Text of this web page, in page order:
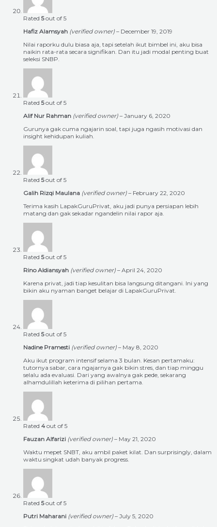
Rated 5out of 5
Hafiz Alamsyah (verified owner) – December 19, 2019
Nilai raporku dulu biasa aja, tapi setelah ikut bimbel ini, aku bisa
naikin rata-rata secara signifikan. Dan itu jadi modal penting buat
seleksi SNBP.
Rated 5out of 5
Alif Nur Rahman (verified owner) – January 6, 2020
Gurunya gak cuma ngajarin soal, tapi juga ngasih motivasi dan
insight kehidupan kuliah.
Rated 5out of 5
Galih Rizqi Maulana (verified owner) – February 22, 2020
Terima kasih LapakGuruPrivat, aku jadi punya persiapan lebih
matang dan gak sekadar ngandelin nilai rapor aja.
Rated 5out of 5
Rino Aldiansyah (verified owner) – April 24, 2020
Karena privat, jadi tiap kesulitan bisa langsung ditangani. Ini yang
bikin aku nyaman banget belajar di LapakGuruPrivat.
Rated 5out of 5
Nadine Pramesti (verified owner) – May 8, 2020
Aku ikut program intensif selama 3 bulan. Kesan pertamaku:
tutornya sabar, cara ngajarnya gak bikin stres, dan tiap minggu
selalu ada evaluasi. Dari yang awalnya gak pede, sekarang
alhamdulillah keterima di pilihan pertama.
Rated 4 out of 5
Fauzan Alfarizi (verified owner) – May 21, 2020
Waktu mepet SNBT, aku ambil paket kilat. Dan surprisingly, dalam
waktu singkat udah banyak progress.
Rated 5out of 5
Putri Maharani (verified owner) – July 5, 2020